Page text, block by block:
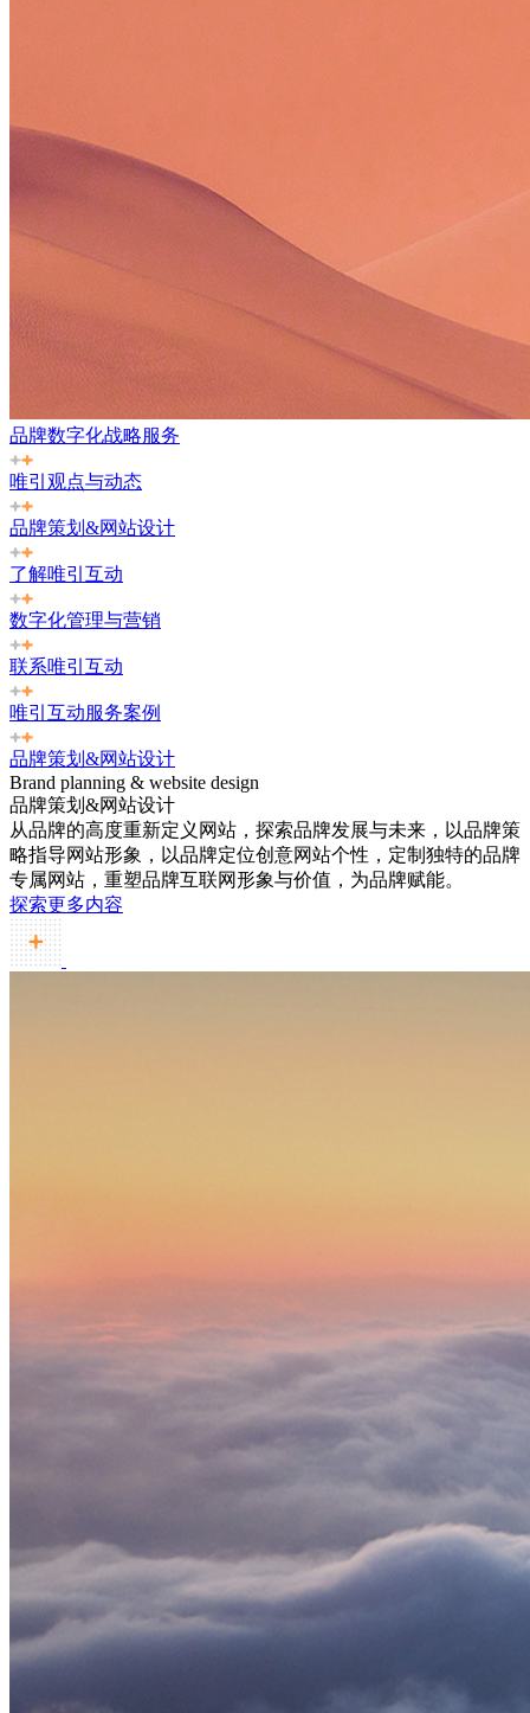
品牌数字化战略服务
唯引观点与动态
品牌策划&网站设计
了解唯引互动
数字化管理与营销
联系唯引互动
唯引互动服务案例
品牌策划&网站设计
Brand planning & website design
品牌策划&网站设计
从品牌的高度重新定义网站，探索品牌发展与未来，以品牌策
略指导网站形象，以品牌定位创意网站个性，定制独特的品牌
专属网站，重塑品牌互联网形象与价值，为品牌赋能。
探索更多内容